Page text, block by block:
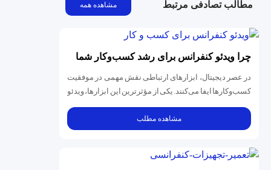
مطالب تصادفی مرتبط مشاهده همه
چرا ویدئو کنفرانس برای رشد کسب‌وکار شما
حیاتی است؟
در عصر دیجیتال، ابزارهای ارتباطی نقش مهمی در موفقیت
کسب‌وکارها ایفا می‌کنند. یکی از مؤثرترین این ابزارها، ویدئو
مشاهده مطلب